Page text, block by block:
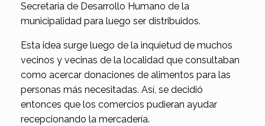
Secretaría de Desarrollo Humano de la
municipalidad para luego ser distribuidos.
Esta idea surge luego de la inquietud de muchos
vecinos y vecinas de la localidad que consultaban
como acercar donaciones de alimentos para las
personas más necesitadas. Así, se decidió
entonces que los comercios pudieran ayudar
recepcionando la mercadería.